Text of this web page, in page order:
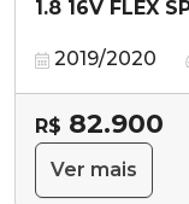
1.8 16V FLEX
2019/2020
R$ 82.900
Ver mais